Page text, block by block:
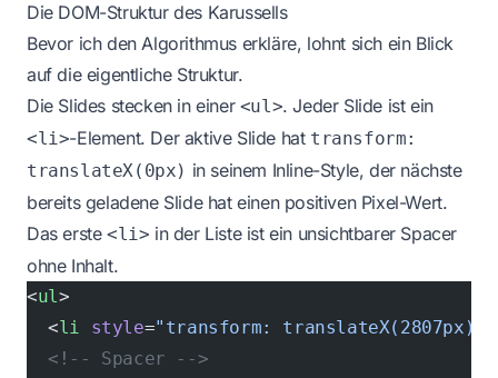
Die DOM-Struktur des Karussells
Bevor ich den Algorithmus erkläre, lohnt sich ein Blick
auf die eigentliche Struktur.
Die Slides stecken in einer <ul>. Jeder Slide ist ein
<li>-Element. Der aktive Slide hat transform:
translateX(0px) in seinem Inline-Style, der nächste
bereits geladene Slide hat einen positiven Pixel-Wert.
Das erste <li> in der Liste ist ein unsichtbarer Spacer
ohne Inhalt.
<ul>
  <
li style="transform:
  <!-- Spacer -->